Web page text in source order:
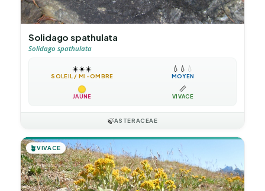
Solidago spathulata
Solidago spathulata
☀️☀️☀️
SOLEIL / MI-OMBRE
💧 💧 💧
MOYEN
JAUNE
📏
VIVACE
🍃ASTERACEAE
🪴VIVACE